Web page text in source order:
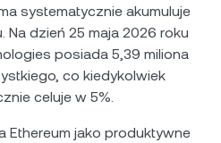
systematycznie akumuluje
Na dzień 25 maja 2026 roku
posiada 5,39 miliona
co kiedykolwiek
celuje w 5%.
Ethereum jako produktywne